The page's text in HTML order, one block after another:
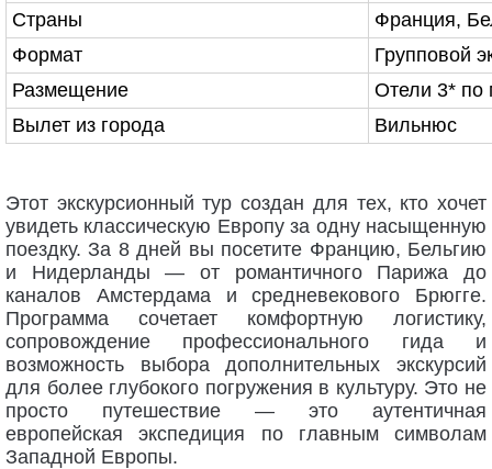
Страны
Франция,
Формат
Групповой
Размещение
Отели 3* по
Вылет из города
Вильнюс
Этот экскурсионный тур создан для тех, кто хочет
увидеть классическую Европу за одну насыщенную
поездку. За 8 дней вы посетите Францию, Бельгию
и Нидерланды — от романтичного Парижа до
каналов Амстердама и средневекового Брюгге.
Программа сочетает комфортную логистику,
сопровождение профессионального гида и
возможность выбора дополнительных экскурсий
для более глубокого погружения в культуру. Это не
просто путешествие — это аутентичная
европейская экспедиция по главным символам
Западной Европы.